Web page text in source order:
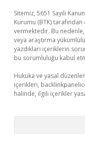
Sitemiz, 5651 Sayılı
Kurumu (BTK)
vermektedir. Bu
veya araştırma
yazdıkları içeriklerin
bu sorumluluğu kabul
Hukuka ve yasal
içerikleri,
halinde, ilgili içerikler